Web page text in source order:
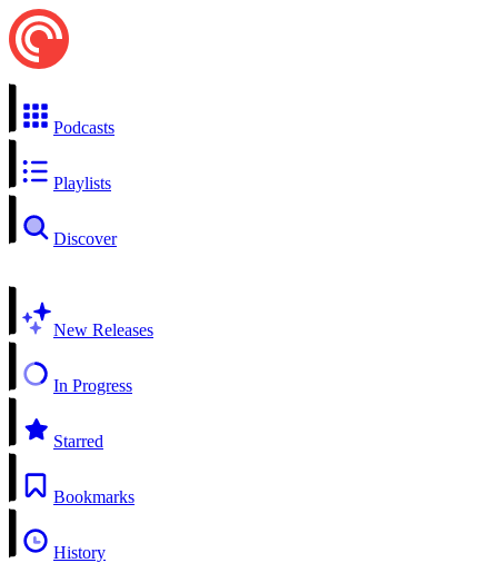
Podcasts
Playlists
Discover
New Releases
In Progress
Starred
Bookmarks
History